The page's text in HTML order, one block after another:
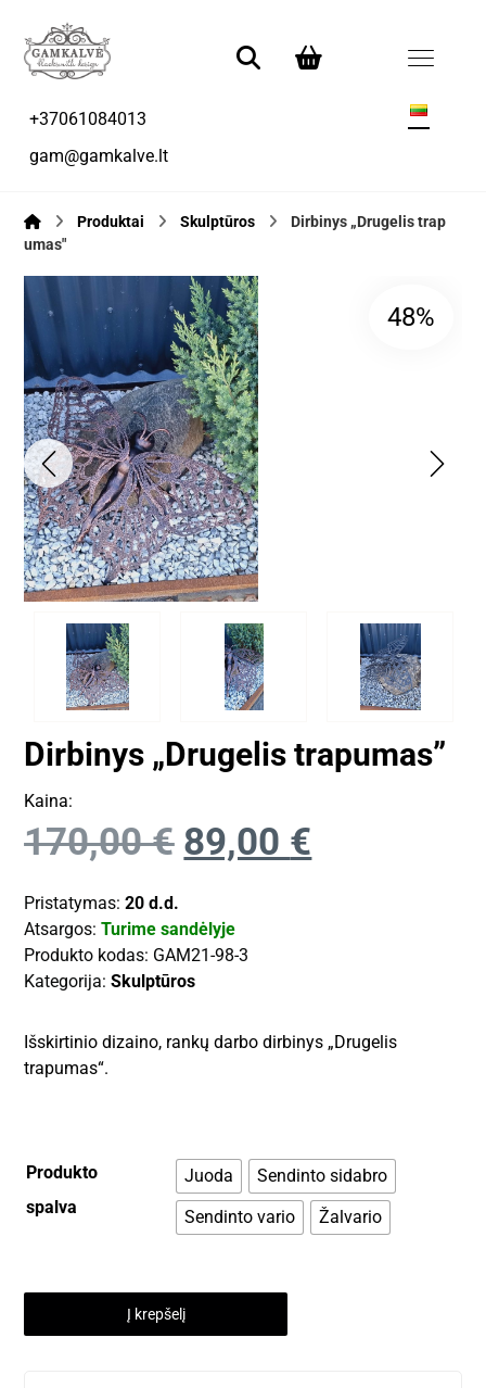
+37061084013
gam@gamkalve.lt
Produktai Skulptūros
Dirbinys „Drugelis trap
umas"
48%
Dirbinys „Drugelis trapumas”
Kaina:
170,00€ 89,00 €
Pristatymas:20 d.d.
Atsargos:Turime sandėlyje
Produkto kodas: GAM21-98-3
Kategorija:Skulptūros
Išskirtinio dizaino, rankų darbo dirbinys „Drugelis
trapumas“.
Produkto
spalva
Juoda
Sendinto sidabro
Sendinto vario
Žalvario
Į krepšelį